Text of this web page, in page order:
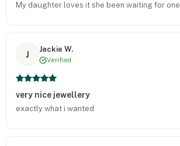
My daughter loves it she been waiting for one
J
Jackie W.
Verified
very nice jewellery
exactly what i wanted